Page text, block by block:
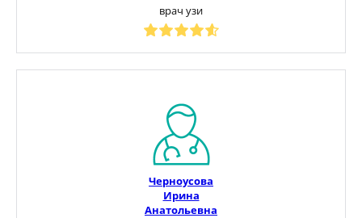
врач узи
Черноусова
Ирина
Анатольевна